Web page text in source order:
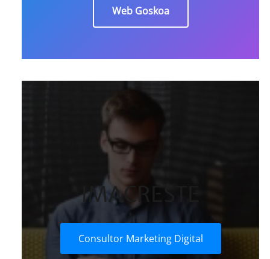
Web Goskoa
IMACRESTE
Consultor Marketing Digital